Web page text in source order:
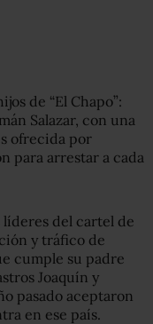
de “El Chapo”:
Salazar, con una
ofrecida por
para arrestar a cada
líderes del cartel de
y tráfico de
cumple su padre
Joaquín y
pasado aceptaron
en ese país.